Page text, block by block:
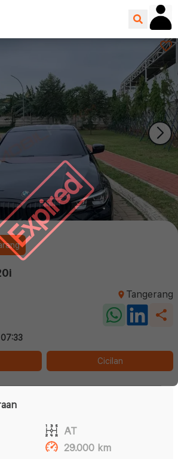
Expired
320i
Tangerang
Cicilan
AT
29.000 km